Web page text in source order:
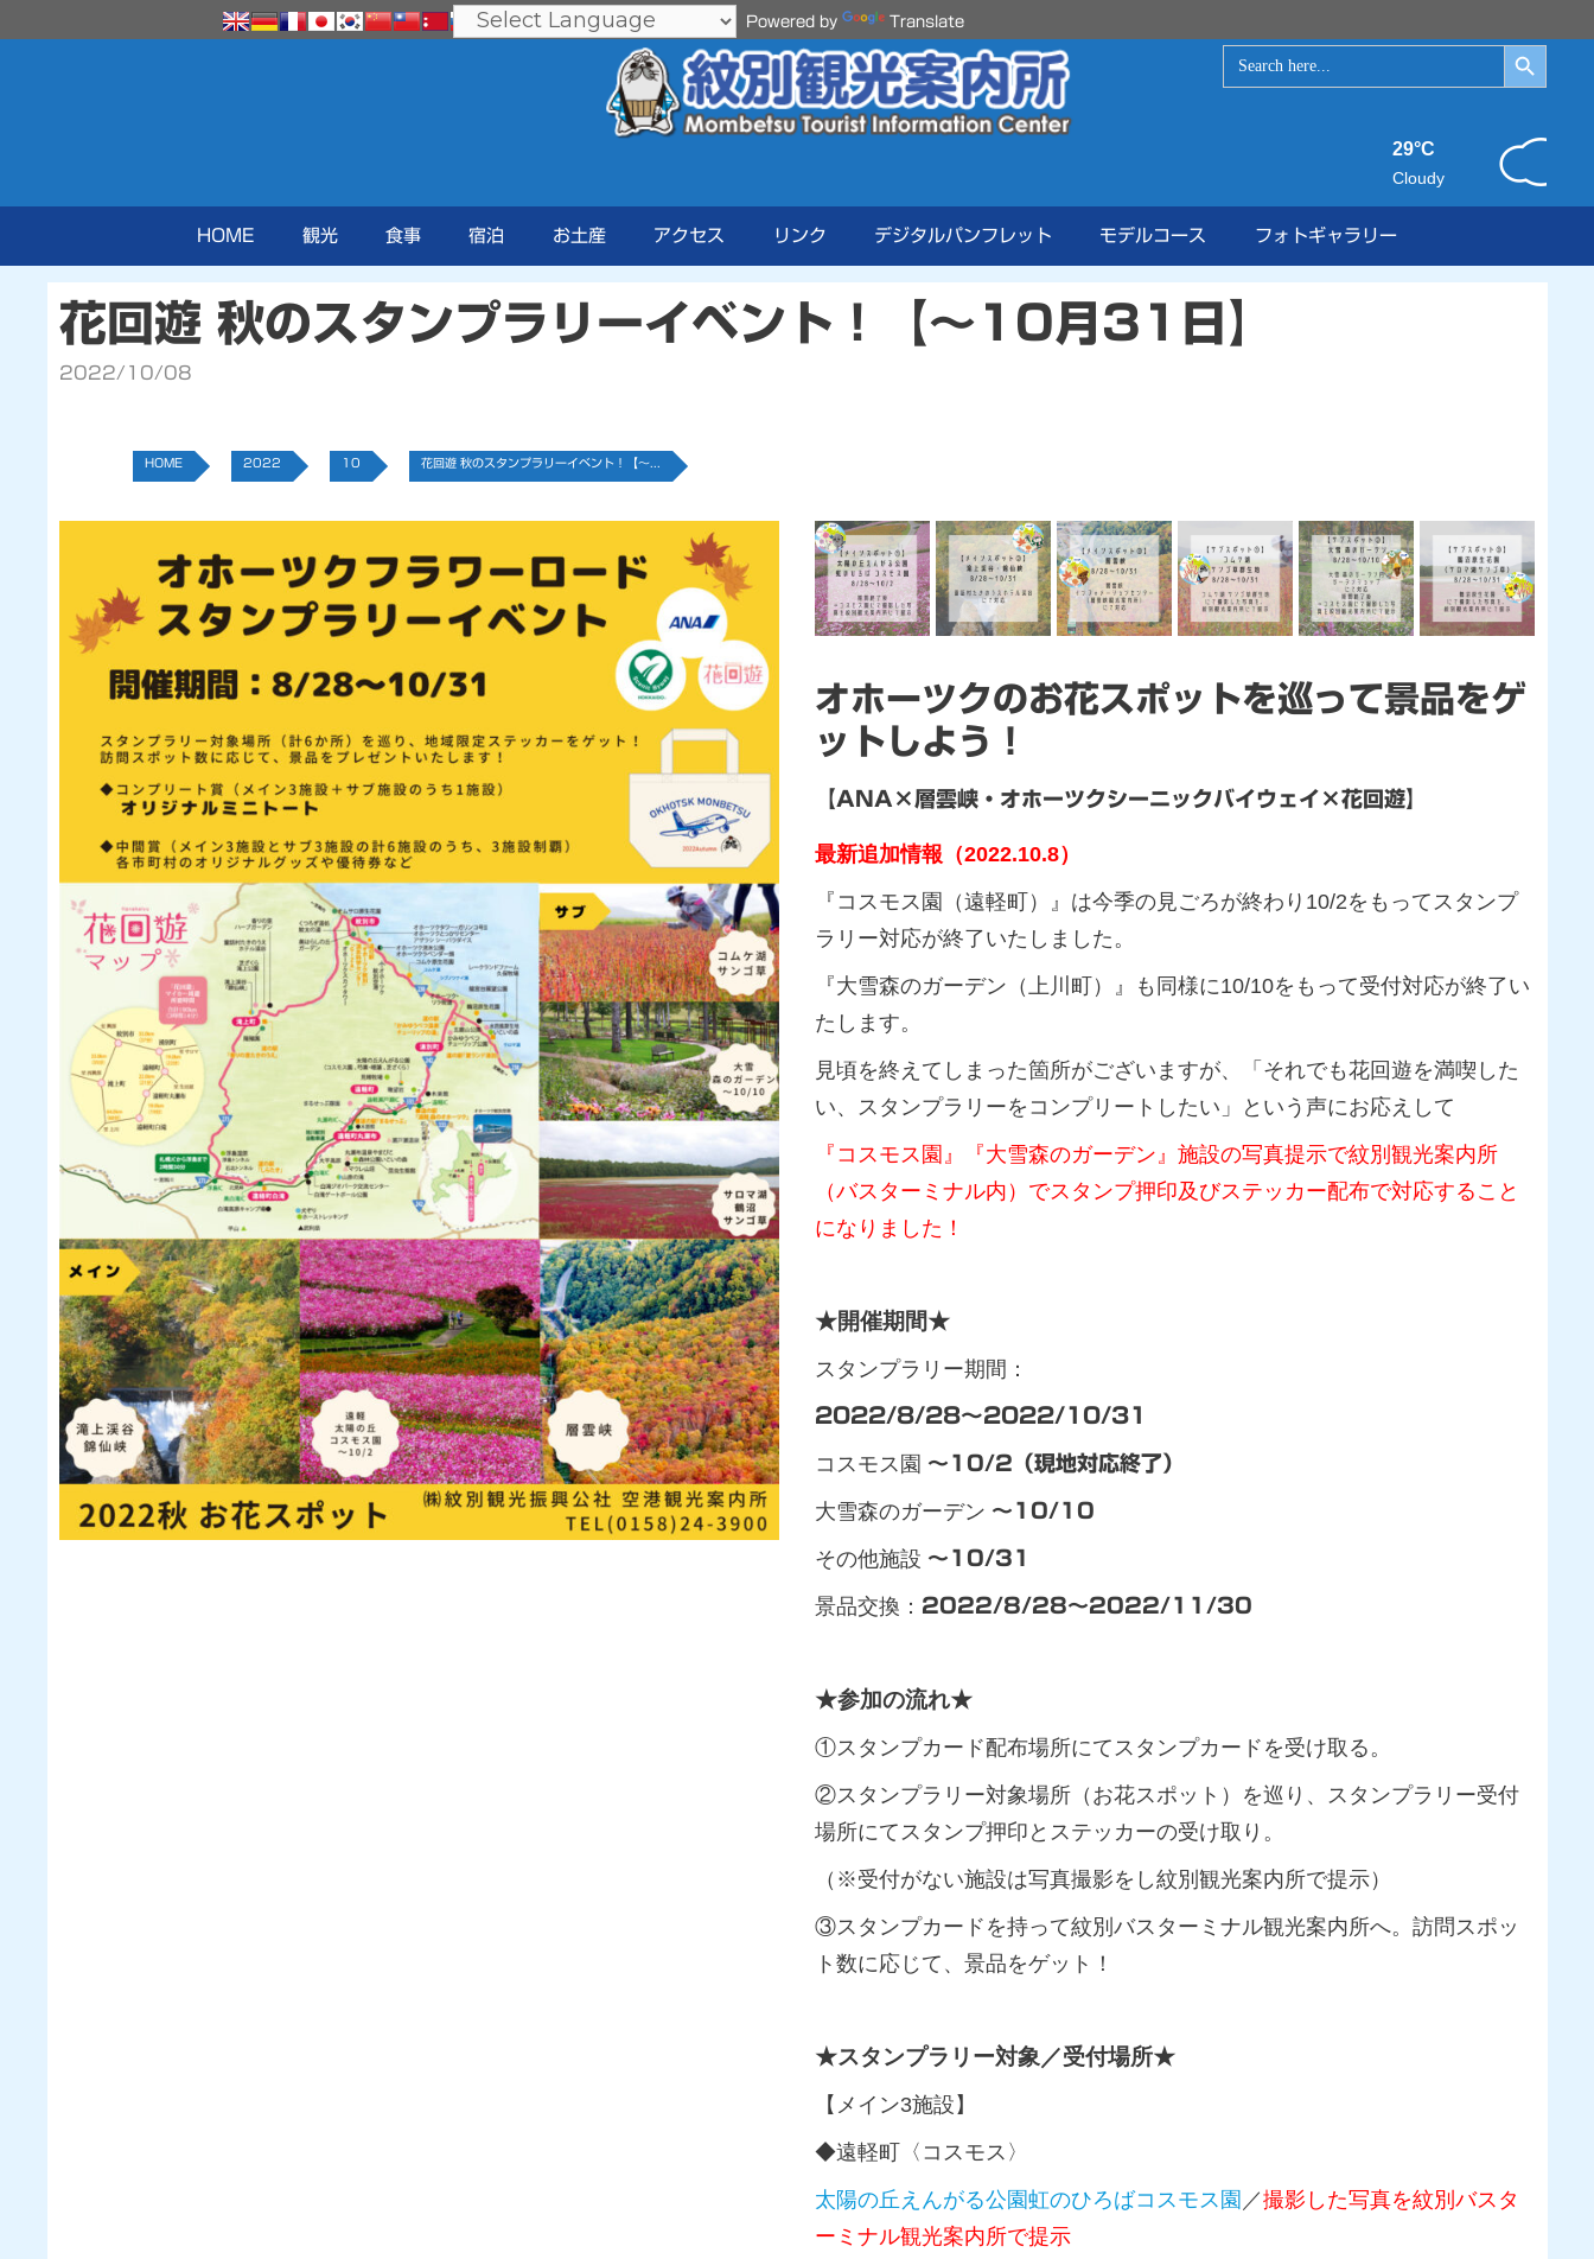
ン
ッ
Powered by Translate
Search
for:
Search Button
29°C
Cloudy
HOME 観光 食事 宿泊 お土産 アクセス リンク デジタルパンフレット モデルコース フォトギャラリー
花回遊 秋のスタンプラリーイベント！【～10月31日】
2022/10/08
HOME 2022 10 花回遊 秋のスタンプラリーイベント！【～...
オホーツクのお花スポットを巡って景品をゲ
ットしよう！
【ANA×層雲峡・オホーツクシーニックバイウェイ×花回遊】
最新追加情報（2022.10.8）
『コスモス園（遠軽町）』は今季の見ごろが終わり10/2をもってスタンプ
ラリー対応が終了いたしました。
『大雪森のガーデン（上川町）』も同様に10/10をもって受付対応が終了い
たします。
見頃を終えてしまった箇所がございますが、「それでも花回遊を満喫した
い、スタンプラリーをコンプリートしたい」という声にお応えして
『コスモス園』『大雪森のガーデン』施設の写真提示で紋別観光案内所
（バスターミナル内）でスタンプ押印及びステッカー配布で対応すること
になりました！
★開催期間★
スタンプラリー期間：
2022/8/28～2022/10/31
コスモス園 ～10/2（現地対応終了）
大雪森のガーデン ～10/10
その他施設 ～10/31
景品交換： 2022/8/28～2022/11/30
★参加の流れ★
①スタンプカード配布場所にてスタンプカードを受け取る。
②スタンプラリー対象場所（お花スポット）を巡り、スタンプラリー受付
場所にてスタンプ押印とステッカーの受け取り。
（※受付がない施設は写真撮影をし紋別観光案内所で提示）
③スタンプカードを持って紋別バスターミナル観光案内所へ。訪問スポッ
ト数に応じて、景品をゲット！
★スタンプラリー対象／受付場所★
【メイン3施設】
◆遠軽町〈コスモス〉
太陽の丘えんがる公園虹のひろばコスモス園 ／撮影した写真を紋別バスタ
ーミナル観光案内所で提示